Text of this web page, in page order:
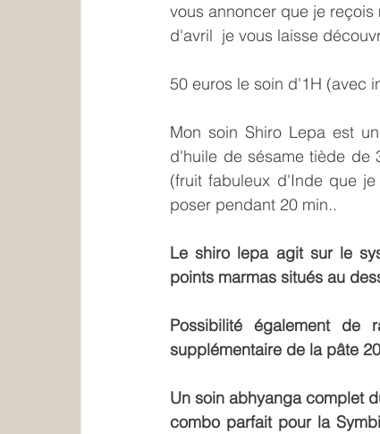
vous annoncer que je
d'avril  je vous laisse
50 euros le soin d'1H (avec
Mon soin Shiro Lepa est
d'huile de sésame tiède
(fruit fabuleux d'Inde que
poser pendant 20 min..
Le shiro lepa agit sur le
points marmas situés au
Possibilité également
supplémentaire de la pâte
Un soin abhyanga complet
combo parfait pour la